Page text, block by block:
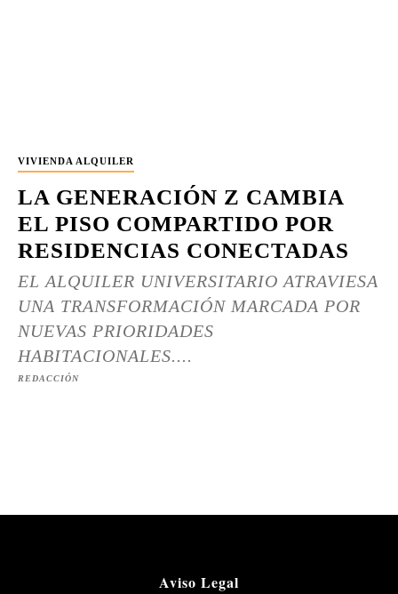
VIVIENDA ALQUILER
LA GENERACIÓN Z CAMBIA
EL PISO COMPARTIDO POR
RESIDENCIAS CONECTADAS
EL ALQUILER UNIVERSITARIO ATRAVIESA
UNA TRANSFORMACIÓN MARCADA POR
NUEVAS PRIORIDADES
HABITACIONALES....
REDACCIÓN
Aviso Legal